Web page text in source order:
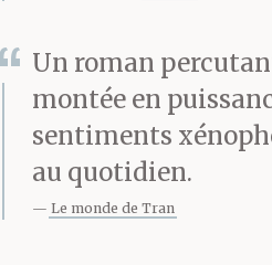
sans faire de
regardant
pour t’assurer
le monde te
Un roman
montée en
sentiments
au quotidien.
Le monde de Tran